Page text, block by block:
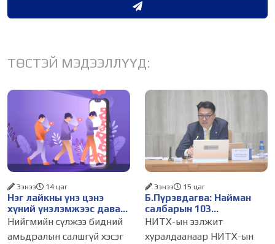
ТӨСТЭЙ МЭДЭЭЛЛҮҮД:
Нэг лайкны үнэ цэнэ
хүний үнэлэмжээс давах
болсон уу?
Ээнээ 14 цаг
Нийгмийн сүлжээ бидний
амьдралын салшгүй хэсэг
Б.Пүрэвдагва: Найман
салбарын 103
үйлчилгээний
бүртгэлийг цуцалснаар
бизнес эрхлэхэд таатай
Ээнээ 15 цаг
НИТХ-ын ээлжит
хуралдаанаар НИТХ-ын